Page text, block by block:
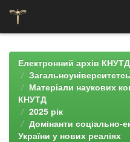
navigationЕлектронний архів КНУТД
Матеріали наукових
КНУТД
2025 рік
Домінанти соціально-
України у нових реаліях